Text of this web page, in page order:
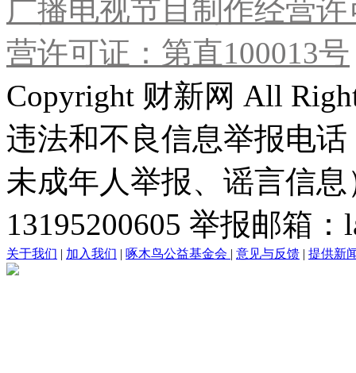
广播电视节目制作经营
营许可证：第直100013号
Copyright 财新网 All
违法和不良信息举报电
未成年人举报、谣言信
13195200605 举报邮箱
关于我们 | 加入我们 | 啄木鸟公益基金会 | 意见与反馈 | 提供新